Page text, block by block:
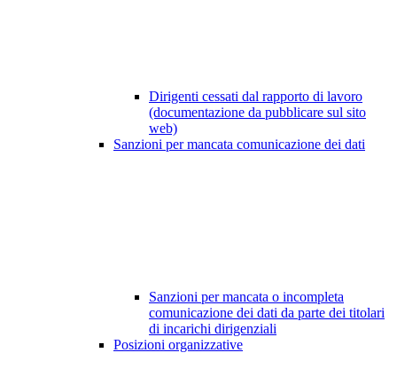
Dirigenti cessati dal rapporto di lavoro
(documentazione da pubblicare sul sito
web)
Sanzioni per mancata comunicazione dei dati
Sanzioni per mancata o incompleta
comunicazione dei dati da parte dei titolari
di incarichi dirigenziali
Posizioni organizzative